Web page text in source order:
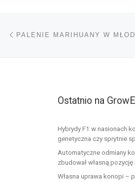
Nawigacja wpisu
Ostatnio na
Hybrydy F1 w nasionach
genetyczna czy sprytnie
Automatyczne odmiany
zbudował własną
Własna uprawa konopi –